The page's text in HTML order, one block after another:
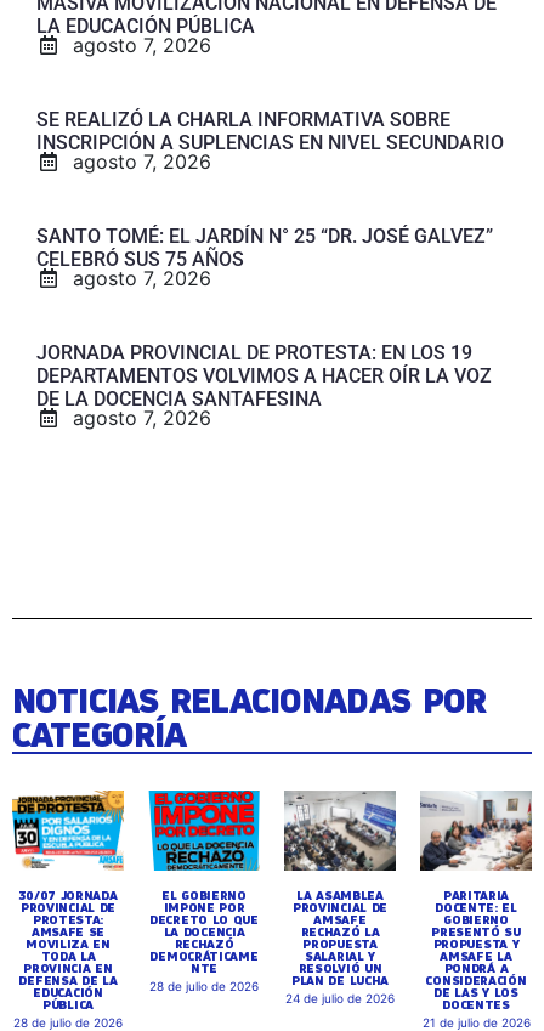
LA EDUCACIÓN PÚBLICA
agosto 7, 2026
SE REALIZÓ LA CHARLA INFORMATIVA SOBRE
INSCRIPCIÓN A SUPLENCIAS EN NIVEL SECUNDARIO
agosto 7, 2026
SANTO TOMÉ: EL JARDÍN N° 25 “DR. JOSÉ GALVEZ”
CELEBRÓ SUS 75 AÑOS
agosto 7, 2026
JORNADA PROVINCIAL DE PROTESTA: EN LOS 19
DEPARTAMENTOS VOLVIMOS A HACER OÍR LA VOZ
DE LA DOCENCIA SANTAFESINA
agosto 7, 2026
NOTICIAS RELACIONADAS POR
CATEGORÍA
30/07 JORNADA
PROVINCIAL DE
PROTESTA:
AMSAFE SE
MOVILIZA EN
TODA LA
PROVINCIA EN
DEFENSA DE LA
EDUCACIÓN
PÚBLICA
28 de julio de 2026
EL GOBIERNO
IMPONE POR
DECRETO LO QUE
LA DOCENCIA
RECHAZÓ
DEMOCRÁTICAME
NTE
28 de julio de 2026
LA ASAMBLEA
PROVINCIAL DE
AMSAFE
RECHAZÓ LA
PROPUESTA
SALARIAL Y
RESOLVIÓ UN
PLAN DE LUCHA
24 de julio de 2026
PARITARIA
DOCENTE: EL
GOBIERNO
PRESENTÓ SU
PROPUESTA Y
AMSAFE LA
PONDRÁ A
CONSIDERACIÓN
DE LAS Y LOS
DOCENTES
21 de julio de 2026